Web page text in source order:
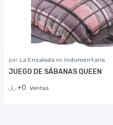
por La Ensalada en Indumentaria
JUEGO DE SÁBANAS QUEEN
+0 Ventas